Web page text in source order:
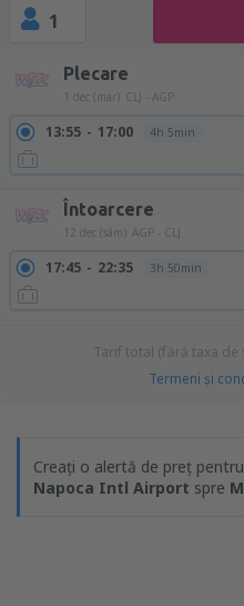
1
Plecare
1 dec (mar) CLJ - AGP
13:55 17:00 4h 5min
Întoarcere
12 dec (sâm) AGP - CLJ
17:45 22:35 3h 50min
Tarif total (fără taxa de
Termeni şi
Creați o alertă de preț
Napoca Intl Airport spre